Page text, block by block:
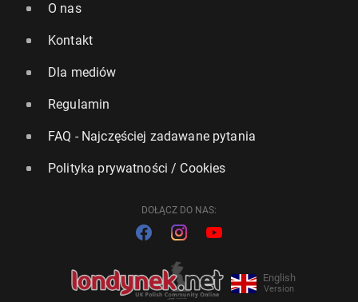
O nas
Kontakt
Dla mediów
Regulamin
FAQ - Najczęściej zadawane pytania
Polityka prywatności / Cookies
DOŁĄCZ DO NAS:
English
Version